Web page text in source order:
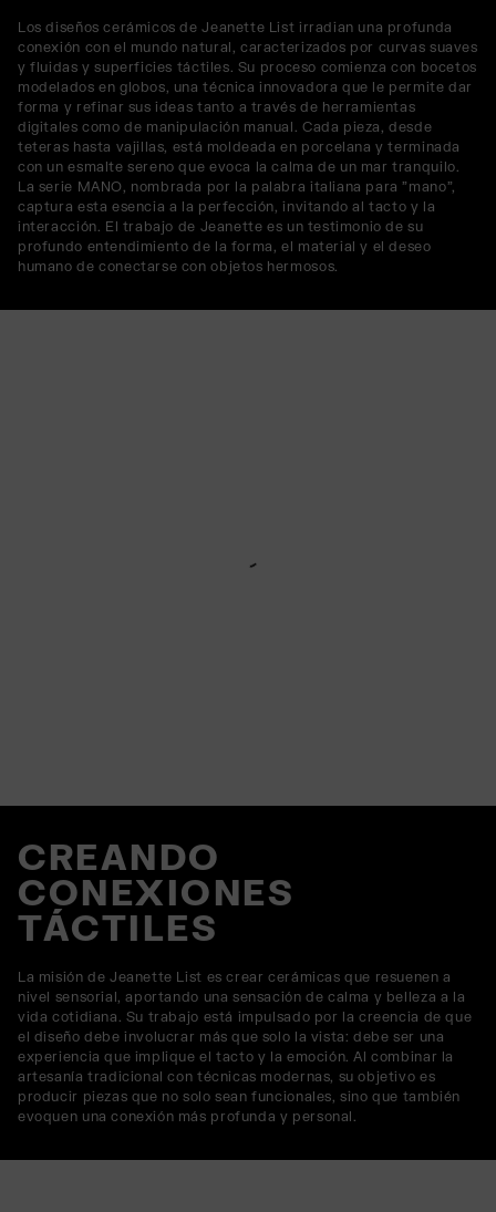
Los diseños cerámicos de Jeanette List irradian una profunda
conexión con el mundo natural, caracterizados por curvas suaves
y fluidas y superficies táctiles. Su proceso comienza con bocetos
modelados en globos, una técnica innovadora que le permite dar
forma y refinar sus ideas tanto a través de herramientas
digitales como de manipulación manual. Cada pieza, desde
teteras hasta vajillas, está moldeada en porcelana y terminada
con un esmalte sereno que evoca la calma de un mar tranquilo.
La serie MANO, nombrada por la palabra italiana para "mano",
captura esta esencia a la perfección, invitando al tacto y la
interacción. El trabajo de Jeanette es un testimonio de su
profundo entendimiento de la forma, el material y el deseo
humano de conectarse con objetos hermosos.
CREANDO
CONEXIONES
TÁCTILES
La misión de Jeanette List es crear cerámicas que resuenen a
nivel sensorial, aportando una sensación de calma y belleza a la
vida cotidiana. Su trabajo está impulsado por la creencia de que
el diseño debe involucrar más que solo la vista: debe ser una
experiencia que implique el tacto y la emoción. Al combinar la
artesanía tradicional con técnicas modernas, su objetivo es
producir piezas que no solo sean funcionales, sino que también
evoquen una conexión más profunda y personal.